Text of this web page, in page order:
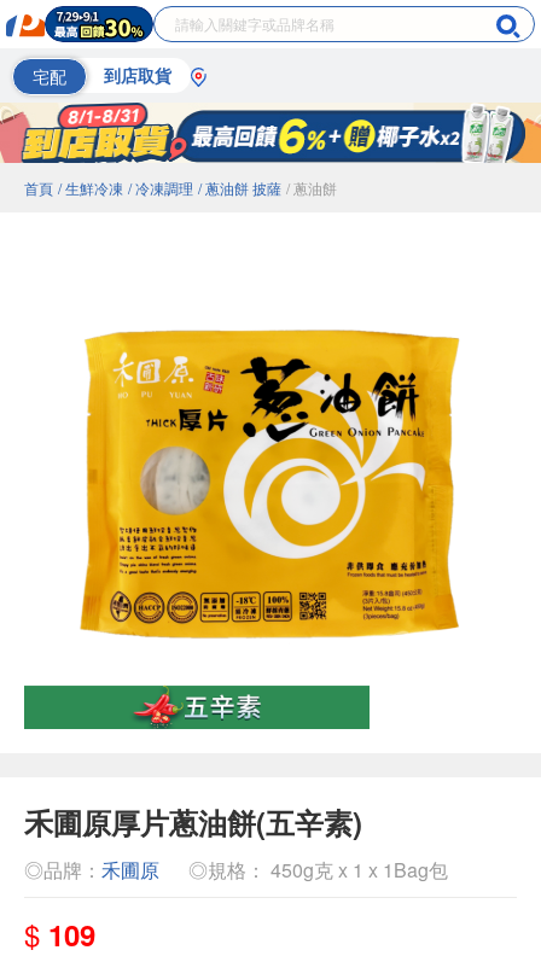
宅配 到店取貨
首頁 / 生鮮冷凍 / 冷凍調理 / 蔥油餅 披薩 / 蔥油餅
禾圃原厚片蔥油餅(五辛素)
◎品牌： 禾圃原 ◎規格： 450g克 x 1 x 1Bag包
$ 109